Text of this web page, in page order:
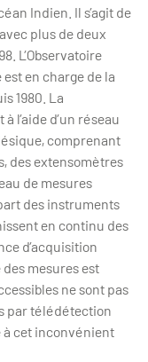
Indien. Il s’agit de
plus de deux
L’Observatoire
en charge de la
1980. La
l’aide d’un réseau
comprenant
des extensomètres
de mesures
des instruments
en continu des
d’acquisition
mesures est
ne sont pas
par télédétection
cet inconvénient